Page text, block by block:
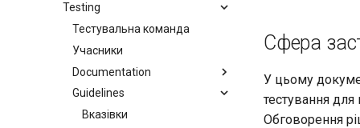
Index
Testing
Тестувальна команда
Учасники
Documentation
Documentation
Development Guides
Guidelines
Вказівки
Сфера
У цьому
тестування для
Обговорення